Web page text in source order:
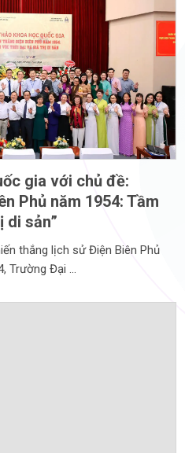
gia với chủ đề:
Phủ năm 1954: Tầm
di sản”
thắng lịch sử Điện Biên Phủ
Trường Đại